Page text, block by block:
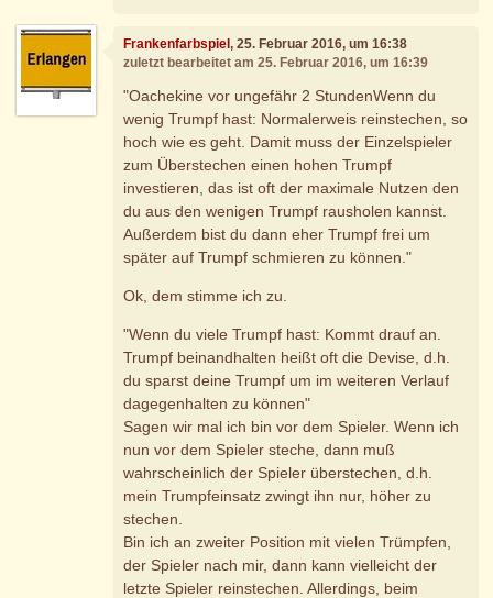
Frankenfarbspiel, 25. Februar 2016, um 16:38
zuletzt bearbeitet am 25. Februar 2016, um 16:39
"Oachekine vor ungefähr 2 StundenWenn du
wenig Trumpf hast: Normalerweis reinstechen, so
hoch wie es geht. Damit muss der Einzelspieler
zum Überstechen einen hohen Trumpf
investieren, das ist oft der maximale Nutzen den
du aus den wenigen Trumpf rausholen kannst.
Außerdem bist du dann eher Trumpf frei um
später auf Trumpf schmieren zu können."
Ok, dem stimme ich zu.
"Wenn du viele Trumpf hast: Kommt drauf an.
Trumpf beinandhalten heißt oft die Devise, d.h.
du sparst deine Trumpf um im weiteren Verlauf
dagegenhalten zu können"
Sagen wir mal ich bin vor dem Spieler. Wenn ich
nun vor dem Spieler steche, dann muß
wahrscheinlich der Spieler überstechen, d.h.
mein Trumpfeinsatz zwingt ihn nur, höher zu
stechen.
Bin ich an zweiter Position mit vielen Trümpfen,
der Spieler nach mir, dann kann vielleicht der
letzte Spieler reinstechen. Allerdings, beim